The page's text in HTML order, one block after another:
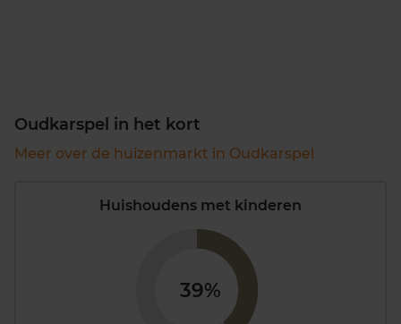
Oudkarspel in het kort
Meer over de huizenmarkt in Oudkarspel
Huishoudens met kinderen
39%